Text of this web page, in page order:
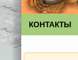
КОНТАКТЫ